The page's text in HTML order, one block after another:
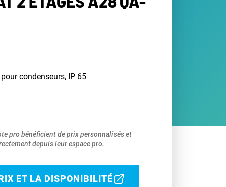
condenseurs, IP 65
pro bénéficient de prix personnalisés et
depuis leur espace pro.
ET LA DISPONIBILITÉ